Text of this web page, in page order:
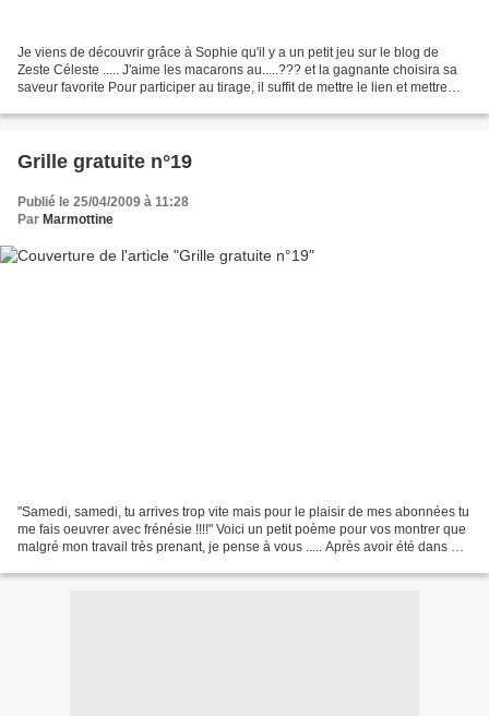
Je viens de découvrir grâce à Sophie qu'il y a un petit jeu sur le blog de
Zeste Céleste ..... J'aime les macarons au.....??? et la gagnante choisira sa
saveur favorite Pour participer au tirage, il suffit de mettre le lien et mettre
Grille gratuite n°19
Publié le 25/04/2009 à 11:28
Par Marmottine
"Samedi, samedi, tu arrives trop vite mais pour le plaisir de mes abonnées tu
me fais oeuvrer avec frénésie !!!!" Voici un petit poème pour vos montrer que
malgré mon travail très prenant, je pense à vous ..... Après avoir été dans ma